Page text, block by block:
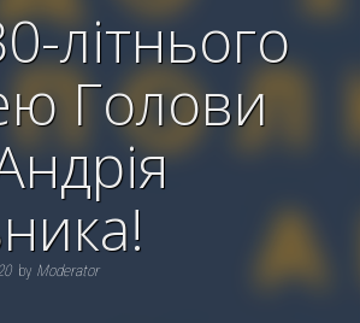
літнього
Голови
by Moderator